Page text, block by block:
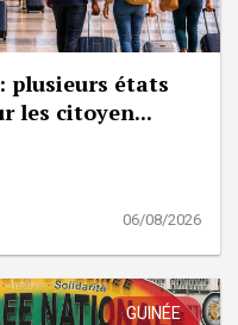
états
les citoyen...
06/08/2026
GUINÉE